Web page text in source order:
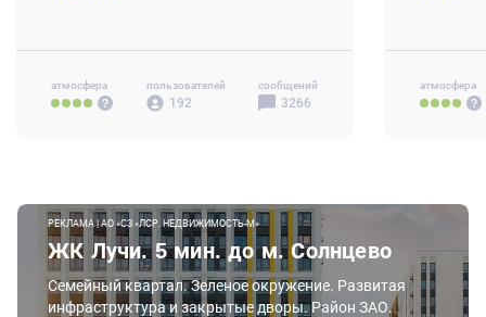
4-комн+ 100.52-539.62 м2 от 70.4 млн ₽
Своб. план. 142.02-233.42 м2 от 87.7 млн ₽
атмосфера пользователей
192
сообщений
3266
Своб.
атмосфера
РЕКЛАМА | АО «СЗ «ЛСР. НЕДВИЖИМОСТЬ-М»
ЖК Лучи. 5 мин. до м. Солнцево
Семейный квартал. Зеленое окружение. Развитая
инфраструктура и закрытые дворы. Район ЗАО.